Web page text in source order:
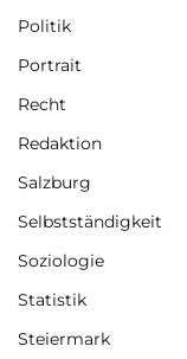
Politik
Portrait
Recht
Redaktion
Salzburg
Selbstständigkeit
Soziologie
Statistik
Steiermark